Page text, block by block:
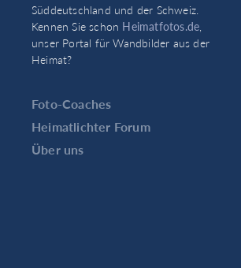
Süddeutschland und der Schweiz.
Kennen Sie schon Heimatfotos.de,
unser Portal für Wandbilder aus der
Heimat?
Foto-Coaches
Heimatlichter Forum
Über uns